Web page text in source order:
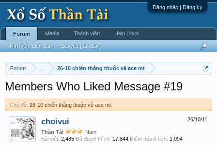
Đăng nhập | Đăng ký
Forum 26-10 chiến thắng thuộc về ace mt
Members Who Liked Message #19
Chủ đề: 26-10 chiến thắng thuộc về ace mt
26/10/11
choivui
Thần Tài
, Nam
Bài viết: 2,485 Đã được thích: 17,844 Điểm thành tích: 1,094
Forum
Tìm kiếm diễn đàn Bài viết gần đây
Media Thành viên Help Links